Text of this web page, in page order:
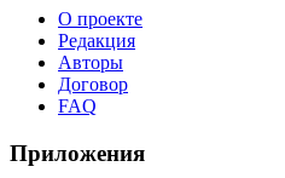
О проекте
Редакция
Авторы
Договор
FAQ
Приложения